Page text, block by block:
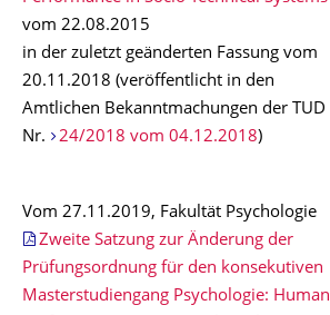
vom 22.08.2015
in der zuletzt geänderten Fassung vom
20.11.2018 (veröffentlicht in den
Amtlichen Bekanntmachungen der TUD
Nr.
24/2018 vom 04.12.2018)
Vom 27.11.2019, Fakultät Psychologie
Zweite Satzung zur Änderung der
Prüfungsordnung für den konsekutiven
Masterstudiengang Psychologie: Human